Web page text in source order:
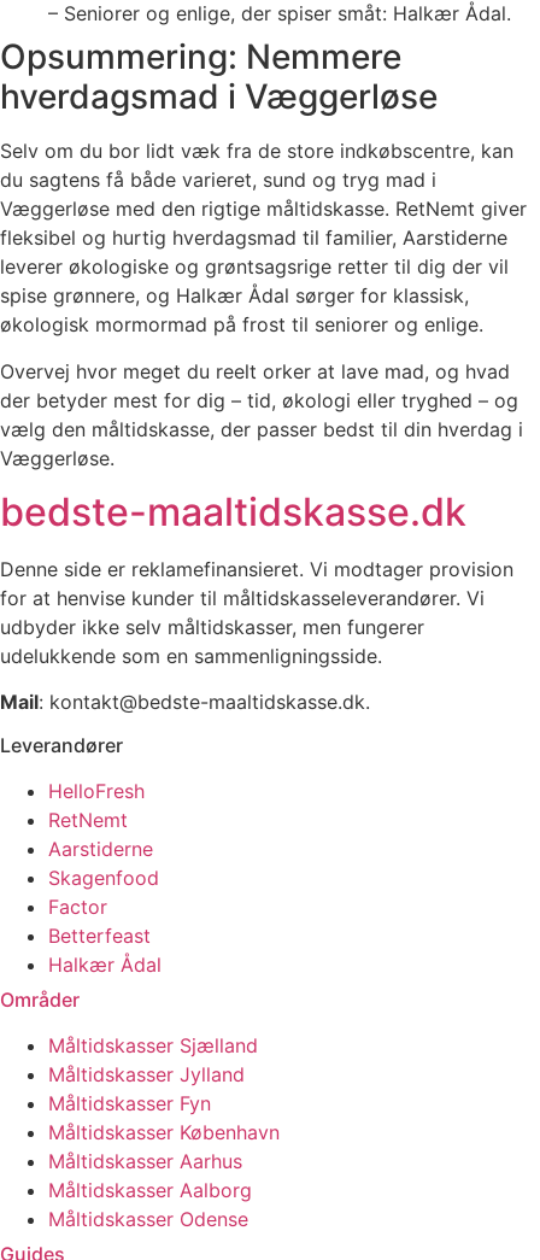
– Seniorer og enlige, der spiser småt: Halkær Ådal.
Opsummering: Nemmere
hverdagsmad i Væggerløse
Selv om du bor lidt væk fra de store indkøbscentre, kan
du sagtens få både varieret, sund og tryg mad i
Væggerløse med den rigtige måltidskasse. RetNemt giver
fleksibel og hurtig hverdagsmad til familier, Aarstiderne
leverer økologiske og grøntsagsrige retter til dig der vil
spise grønnere, og Halkær Ådal sørger for klassisk,
økologisk mormormad på frost til seniorer og enlige.
Overvej hvor meget du reelt orker at lave mad, og hvad
der betyder mest for dig – tid, økologi eller tryghed – og
vælg den måltidskasse, der passer bedst til din hverdag i
Væggerløse.
bedste-maaltidskasse.dk
Denne side er reklamefinansieret. Vi modtager provision
for at henvise kunder til måltidskasseleverandører. Vi
udbyder ikke selv måltidskasser, men fungerer
udelukkende som en sammenligningsside.
Mail: kontakt@bedste-maaltidskasse.dk.
Leverandører
HelloFresh
RetNemt
Aarstiderne
Skagenfood
Factor
Betterfeast
Halkær Ådal
Områder
Måltidskasser Sjælland
Måltidskasser Jylland
Måltidskasser Fyn
Måltidskasser København
Måltidskasser Aarhus
Måltidskasser Aalborg
Måltidskasser Odense
Guides